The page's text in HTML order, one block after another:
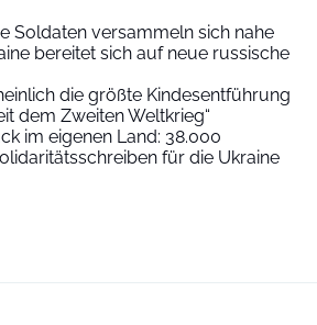
Soldaten versammeln sich nahe
bereitet sich auf neue russische
die größte Kindesentführung
dem Zweiten Weltkrieg“
im eigenen Land: 38.000
für die Ukraine